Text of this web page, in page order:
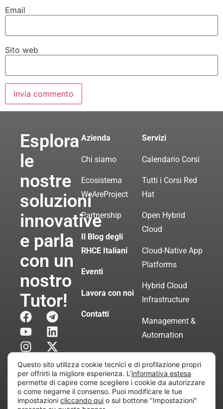
Email
Sito web
Esplora
le
nostre
soluzioni
innovative
e parla
con un
nostro
Tutor!
Azienda
Chi siamo
Ecosistema
WeAreProject
Partnership
Il Blog degli
RHCE Italiani
Eventi
Lavora con noi
Contatti
Servizi
Calendario Corsi
Tutti i Corsi Red
Hat
Open Hybrid
Cloud
Cloud-Native App
Platforms
Hybrid Cloud
Infrastructure
Management &
Automation
Servizi di
Consulenza
Certificata
Questo sito utilizza cookie tecnici e di profilazione propri
per offrirti la migliore esperienza. L’informativa estesa
permette di capire come scegliere i cookie da autorizzare
o come negarne il consenso. Puoi modificare le tue
impostazioni cliccando qui o sul bottone "Impostazioni"